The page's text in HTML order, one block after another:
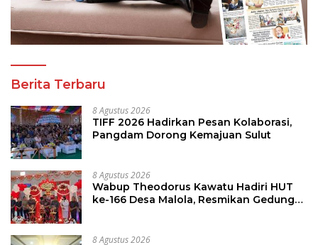
Berita Terbaru
8 Agustus 2026
TIFF 2026 Hadirkan Pesan Kolaborasi,
Pangdam Dorong Kemajuan Sulut
8 Agustus 2026
Wabup Theodorus Kawatu Hadiri HUT
ke-166 Desa Malola, Resmikan Gedung
8 Agustus 2026